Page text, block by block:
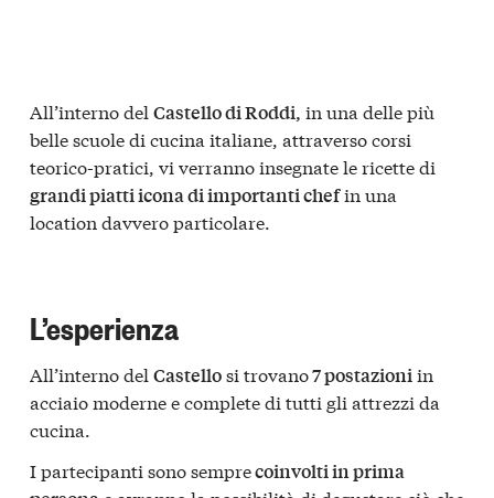
All’interno del Castello di Roddi, in una delle più
belle scuole di cucina italiane, attraverso corsi
teorico-pratici, vi verranno insegnate le ricette di
grandi piatti icona di importanti chefin una
location davvero particolare.
L’esperienza
All’interno del Castellosi trovano7 postazioni in
acciaio moderne e complete di tutti gli attrezzi da
cucina.
I partecipanti sono semprecoinvolti in prima